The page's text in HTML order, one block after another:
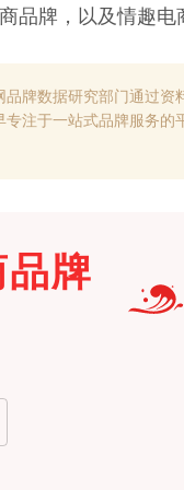
品牌，以及情趣电
牌数据研究部门通过
注于一站式品牌服务
品牌